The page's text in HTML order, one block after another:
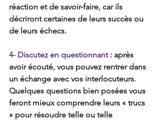
réaction et de savoir-faire, car ils
décriront certaines de leurs succès ou
de leurs échecs.
4- Discutez en questionnant : après
avoir écouté, vous pouvez rentrer dans
un échange avec vos interlocuteurs.
Quelques questions bien posées vous
feront mieux comprendre leurs « trucs
» pour résoudre telle ou telle